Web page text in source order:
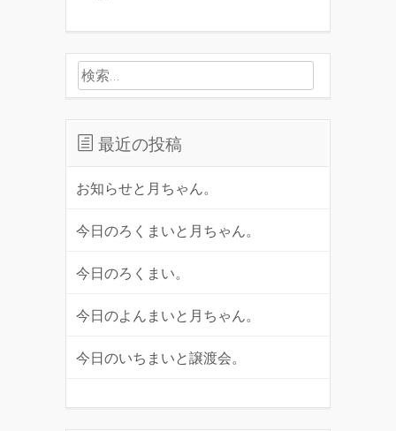
検索:
最近の投稿
お知らせと月ちゃん。
今日のろくまいと月ちゃん。
今日のろくまい。
今日のよんまいと月ちゃん。
今日のいちまいと譲渡会。